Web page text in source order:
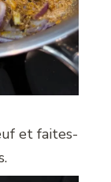
et faites-